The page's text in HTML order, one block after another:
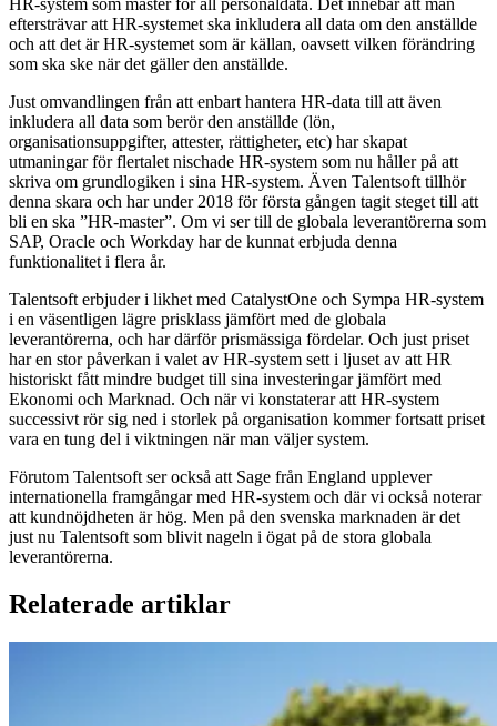
eftersträvar att HR-systemet ska inkludera all data om den anställde
och att det är HR-systemet som är källan, oavsett vilken förändring
som ska ske när det gäller den anställde.
Just omvandlingen från att enbart hantera HR-data till att även
inkludera all data som berör den anställde (lön,
organisationsuppgifter, attester, rättigheter, etc) har skapat
utmaningar för flertalet nischade HR-system som nu håller på att
skriva om grundlogiken i sina HR-system. Även Talentsoft tillhör
denna skara och har under 2018 för första gången tagit steget till att
bli en ska ”HR-master”. Om vi ser till de globala leverantörerna som
SAP, Oracle och Workday har de kunnat erbjuda denna
funktionalitet i flera år.
Talentsoft erbjuder i likhet med CatalystOne och Sympa HR-system
i en väsentligen lägre prisklass jämfört med de globala
leverantörerna, och har därför prismässiga fördelar. Och just priset
har en stor påverkan i valet av HR-system sett i ljuset av att HR
historiskt fått mindre budget till sina investeringar jämfört med
Ekonomi och Marknad. Och när vi konstaterar att HR-system
successivt rör sig ned i storlek på organisation kommer fortsatt priset
vara en tung del i viktningen när man väljer system.
Förutom Talentsoft ser också att Sage från England upplever
internationella framgångar med HR-system och där vi också noterar
att kundnöjdheten är hög. Men på den svenska marknaden är det
just nu Talentsoft som blivit nageln i ögat på de stora globala
leverantörerna.
Relaterade artiklar